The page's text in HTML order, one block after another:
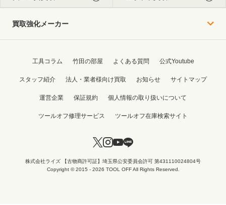
買取強化メーカー
工具コラム 竹田の部屋 よくある質問 公式Youtube
スタッフ紹介 法人・業者様向け買取 お知らせ サイトマップ
運営企業 保証規約 個人情報の取り扱いについて
ツールオフ修理サービス ツールオフ在庫検索サイト
株式会社ライズ 【古物商許可証】埼玉県公安委員会許可 第431110024804号
Copyright © 2015 - 2026 TOOL OFF All Rights Reserved.